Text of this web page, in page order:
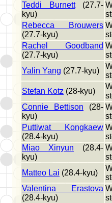
Teddi Burnett(27.7-
kyu)
Rebecca Brouwers
(27.7-kyu)
Rachel Goodband
(27.7-kyu)
Yalin Yang (27.7-kyu)
Stefan Kotz (28-kyu)
Connie Bettison (28-
kyu)
Puttiwat Kongkaew
(28.4-kyu)
Miao Xinyun (28.4-
kyu)
Matteo Lai (28.4-kyu)
Valentina Erastova
(28.4-kyu)